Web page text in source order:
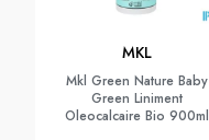
MKL
Mkl Green Nature Baby
Green Liniment
Oleocalcaire Bio 900ml